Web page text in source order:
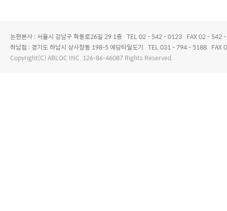
논현본사 : 서울시 강남구 학동로26길 29 1층 TEL 02 - 542 - 0123 FAX 02 - 542
하남점 : 경기도 하남시 상사창동 198-5 예당타일도기 TEL 031 - 794 - 5188 FAX
Copyright(C) ABLOC INC. 126-86-46087 Rights Reserved.